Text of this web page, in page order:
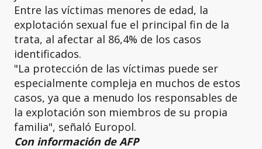
Entre las víctimas menores de edad, la
explotación sexual fue el principal fin de la
trata, al afectar al 86,4% de los casos
identificados.
"La protección de las víctimas puede ser
especialmente compleja en muchos de estos
casos, ya que a menudo los responsables de
la explotación son miembros de su propia
familia", señaló Europol.
Con información de AFP